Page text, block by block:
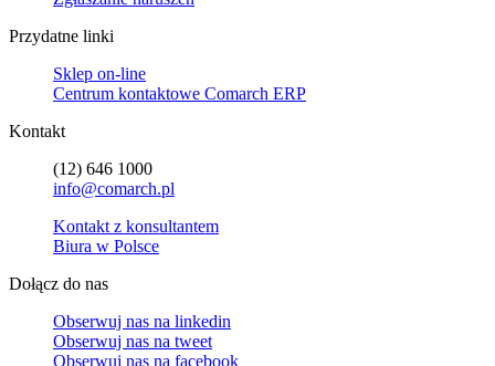
Przydatne linki
Sklep on-line
Centrum kontaktowe Comarch ERP
Kontakt
(12) 646 1000
info@comarch.pl
Kontakt z konsultantem
Biura w Polsce
Dołącz do nas
Obserwuj nas na linkedin
Obserwuj nas na tweet
Obserwuj nas na facebook